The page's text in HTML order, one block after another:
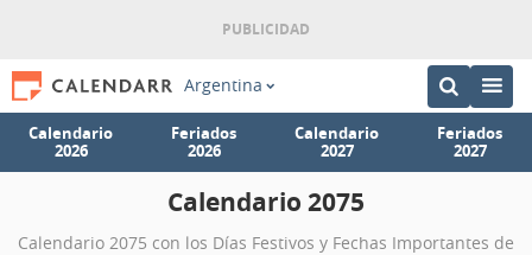
Argentina
Calendario
2026
Feriados
2026
Calendario
2027
Feriados
2027
Calendario 2075
Calendario 2075 con los Días Festivos y Fechas Importantes de